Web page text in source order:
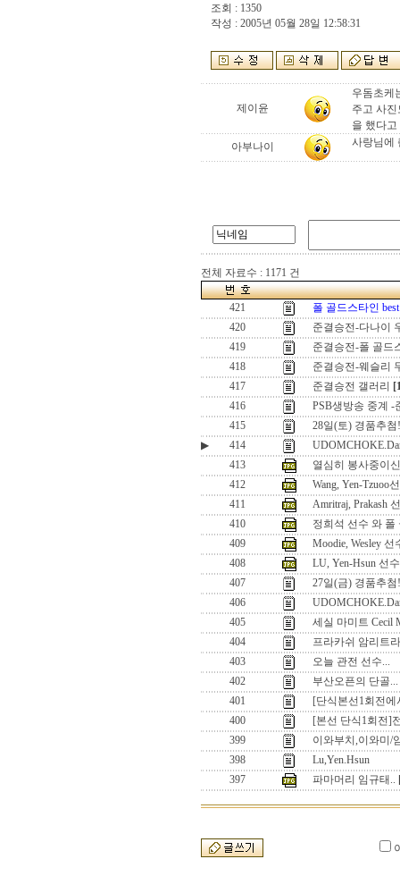
조회 : 1350
작성 : 2005년 05월 28일 12:58:31
제이윤
우돔초케
주고 사
을 했다
아부나이
사랑님에
전체 자료수 : 1171 건
421
폴 골드스타인 best
420
준결승전-다나이
419
준결승전-폴 골드
418
준결승전-웨슬리
417
준결승전 갤러리
416
PSB생방송 중계 -
415
28일(토) 경품추첨!
▶
414
413
열심히 봉사중이
412
Wang, Yen-Tzuoo
411
Amritraj, Prakash
410
정희석 선수 와 폴
409
Moodie, Wesley 선
408
LU, Yen-Hsun 선수
407
27일(금) 경품추
406
405
세실 마미트 Cecil
404
프라카쉬 암리트
403
오늘 관전 선수...
402
부산오픈의 단골...
401
[단식본선1회전
400
[본선 단식1회전]
399
이와부치,이와미/
398
Lu,Yen.Hsun
397
파마머리 임규태..